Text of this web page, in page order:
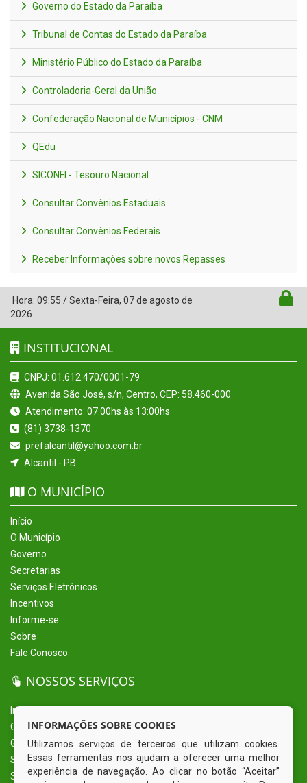
Governo do Estado da Paraíba
Tribunal de Contas do Estado da Paraíba
Ministério Público do Estado da Paraíba
Controladoria-Geral da União
Confederação Nacional de Municípios - CNM
QEdu
SICONFI - Tesouro Nacional
Consultar Convênios Estaduais
Consultar Convênios Federais
Receber Informações sobre novos Repasses
Hora: 09:55 /Sexta-Feira, 07 de agosto de
2026
INSTITUCIONAL
CNPJ: 01.612.470/0001-79
Avenida São José, s/n, Centro, CEP: 58.460-000
Atendimento: 07:00hs às 13:00hs
(81) 3738-1370
prefalcantil@yahoo.com.br
Alcantil - PB
O MUNICÍPIO
Início
O Município
Governo
Secretarias
Serviços Eletrônicos
Incentivos
Informe-se
Sobre
Fale Conosco
NOSSOS SERVIÇOS
Início
O Município
Governo
Secretarias
Serviços Eletrônicos
INFORMAÇÕES SOBRE COOKIES
Utilizamos serviços de terceiros que utilizam cookies.
Essas ferramentas nos ajudam a oferecer uma melhor
experiência de navegação. Ao clicar no botão “Aceitar”